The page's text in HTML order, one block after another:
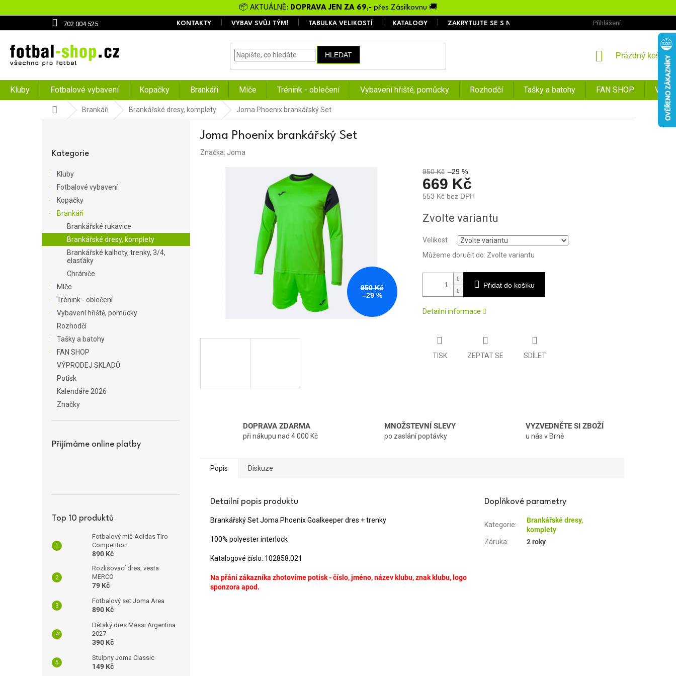
na
📦 AKTUÁLNĚ: DOPRAVA JEN ZA 69,- přes Zásilkovnu 🚚
702 004 525 KONTAKTY VYBAV SVŮJ TÝM! TABULKA VELIKOSTÍ KATALOGY ZAKRYTUJTE SE S NÁMI OBCHODNÍ PODMÍNKY
Přihlášení
HLEDAT
NÁKUPNÍ
Prázdný košík
Kluby Fotbalové vybavení Kopačky Brankáři Míče Trénink - oblečení Vybavení hřiště, pomůcky Rozhodčí Tašky a batohy FAN SHOP
Domů Brankáři Brankářské dresy, komplety Joma Phoenix brankářský Set
a
n
kategorie
Kategorie
Kluby
Fotbalové vybavení
Kopačky
Brankáři
Brankářské rukavice
Brankářské dresy, komplety
Brankářské kalhoty, trenky, 3/4,
elasťáky
Chrániče
Míče
Trénink - oblečení
Vybavení hřiště, pomůcky
Rozhodčí
Tašky a batohy
FAN SHOP
VÝPRODEJ SKLADŮ
Potisk
Kalendáře 2026
Značky
Přijímáme online platby
Top 10 produktů
Fotbalový míč Adidas Tiro
Competition
890 Kč
Rozlišovací dres, vesta
MERCO
79 Kč
Fotbalový set Joma Area
890 Kč
Dětský dres Messi Argentina
2027
390 Kč
Stulpny Joma Classic
149 Kč
Joma Phoenix brankářský Set
Značka: Joma
950 Kč
–29 %
950 Kč –29 %
669 Kč
553 Kč bez DPH
cena:
Zvolte variantu
Velikost
Můžeme doručit do: Zvolte variantu
Přidat do košíku
Detailní informace
TISK ZEPTAT SE SDÍLET
DOPRAVA ZDARMA
při nákupu nad 4 000 Kč
MNOŽSTEVNÍ SLEVY
po zaslání poptávky
VYZVEDNĚTE SI ZBOŽÍ
u nás v Brně
Popis Diskuze
Detailní popis produktu
Brankářský Set Joma Phoenix Goalkeeper dres + trenky
100% polyester interlock
Katalogové číslo: 102858.021
Na přání zákazníka zhotovíme potisk - číslo, jméno, název klubu, znak klubu, logo
sponzora apod.
Doplňkové parametry
Kategorie:
Brankářské dresy,
komplety
Záruka: 2 roky